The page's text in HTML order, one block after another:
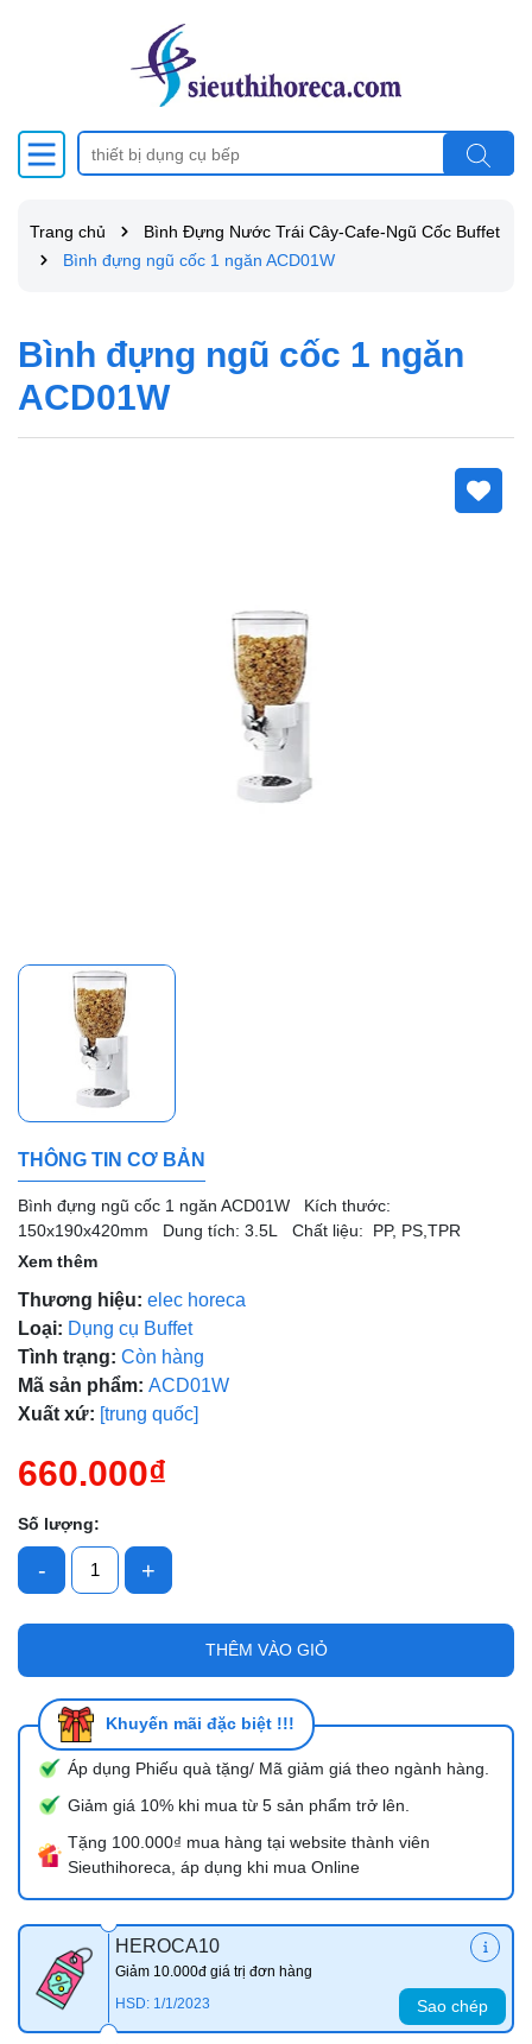
Trang chủ
Bình Đựng Nước Trái Cây-Cafe-Ngũ Cốc Buffet
Bình đựng ngũ cốc 1 ngăn ACD01W
Bình đựng ngũ cốc 1 ngăn
ACD01W
THÔNG TIN CƠ BẢN
Bình đựng ngũ cốc 1 ngăn ACD01W Kích thước:
150x190x420mm Dung tích: 3.5L Chất liệu: PP, PS,TPR
Xem thêm
Thương hiệu: elec horeca
Loại: Dụng cụ Buffet
Tình trạng: Còn hàng
Mã sản phẩm: ACD01W
Xuất xứ: [trung quốc]
660.000₫
Số lượng:
- +
THÊM VÀO GIỎ
Khuyến mãi đặc biệt !!!
Áp dụng Phiếu quà tặng/ Mã giảm giá theo ngành hàng.
Giảm giá 10% khi mua từ 5 sản phẩm trở lên.
Tặng 100.000₫ mua hàng tại website thành viên
Sieuthihoreca, áp dụng khi mua Online
HEROCA10
Giảm 10.000đ giá trị đơn hàng
HSD: 1/1/2023
Sao chép
Mã giảm giá:
Ngày hết hạn:
Điều kiện: